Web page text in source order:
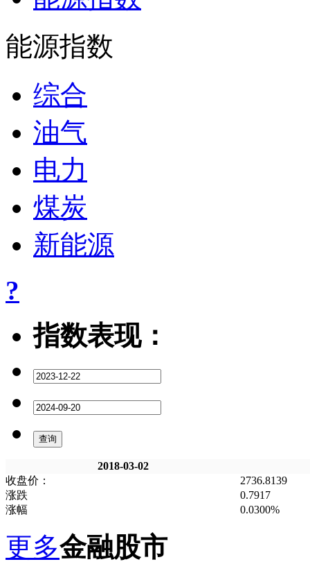
能源指数
综合
油气
电力
煤炭
新能源
?
指数表现：
2018-03-02
收盘价：
2736.8139
涨跌
0.7917
涨幅
0.0300%
更多金融股市